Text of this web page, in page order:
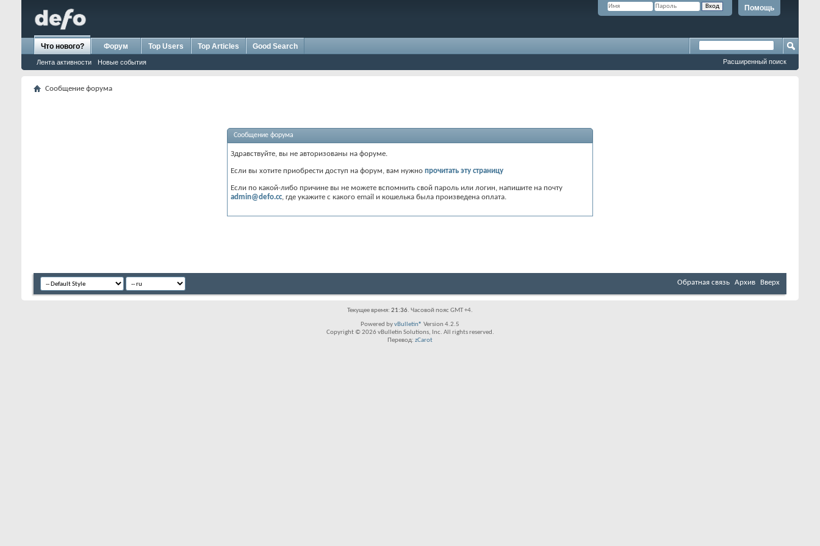
Помощь
Что нового?
Лента активности Новые события
Форум Top Users Top Articles Good Search
Расширенный поиск
Сообщение форума
Сообщение форума
Здравствуйте, вы не авторизованы на форуме.
Если вы хотите приобрести доступ на форум, вам нужно прочитать эту страницу
Если по какой-либо причине вы не можете вспомнить свой пароль или логин, напишите на почту
admin@defo.cc, где укажите с какого email и кошелька была произведена оплата.
Обратная связь Архив Вверх
Текущее время: 21:36. Часовой пояс GMT +4.
Powered byvBulletin® Version 4.2.5
Copyright © 2026 vBulletin Solutions, Inc. All rights reserved.
Перевод: zCarot